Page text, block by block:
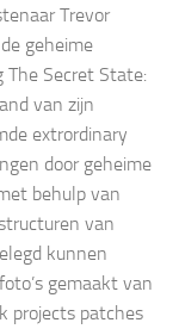
Trevor
geheime
The Secret State:
van zijn
extrordinary
door geheime
behulp van
van
kunnen
gemaakt van
projects patches